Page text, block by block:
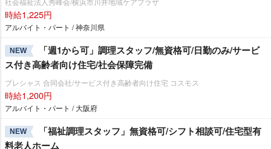
時給1,225円
アルバイト・パート / 神奈川県
NEW
「週1から可」調理スタッフ/無資格可/日勤のみ/サービ
ス付き高齢者向け住宅/社会保障完備
プレシャス 合同会社/サービス付き高齢者向け住宅 コスモス
時給1,200円
アルバイト・パート / 大阪府
NEW
「福祉調理スタッフ」無資格可/シフト相談可/住宅型有
料老人ホーム